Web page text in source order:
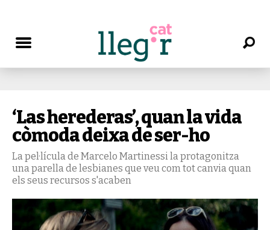
‘Las herederas’, quan la vida
còmoda deixa de ser-ho
La pel·lícula de Marcelo Martinessi la protagonitza
una parella de lesbianes que veu com tot canvia quan
els seus recursos s'acaben